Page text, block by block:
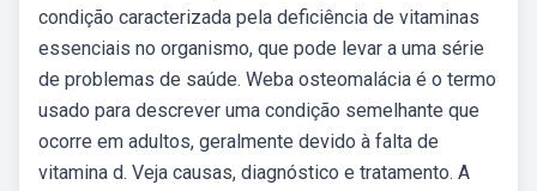
condição caracterizada pela deficiência de vitaminas
essenciais no organismo, que pode levar a uma série
de problemas de saúde. Weba osteomalácia é o termo
usado para descrever uma condição semelhante que
ocorre em adultos, geralmente devido à falta de
vitamina d. Veja causas, diagnóstico e tratamento. A